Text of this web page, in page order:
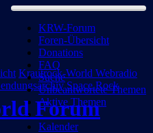
KRW-Forum
Foren-Übersicht
Donations
FAQ
Suche
Unbeantwortete Themen
Aktive Themen
Kalender
Forum
Krautrock-World Webradio
Space Rock